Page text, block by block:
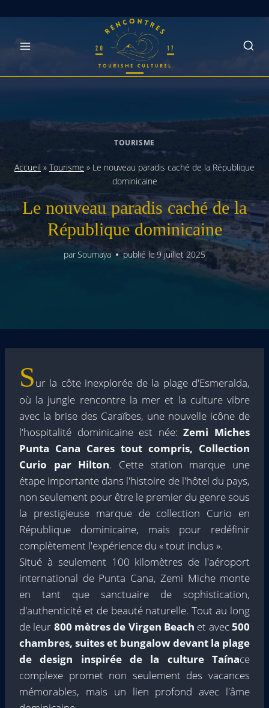
TOURISME
Accueil » Tourisme » Le nouveau paradis caché de la République
dominicaine
Le nouveau paradis caché de la
République dominicaine
parSoumaya publié le 9 juillet 2025
Sur la côte inexplorée de la plage d'Esmeralda,
où la jungle rencontre la mer et la culture vibre
avec la brise des Caraïbes, une nouvelle icône de
l'hospitalité dominicaine est née:Zemi Miches
Punta Cana Cares tout compris, Collection
Curio par Hilton. Cette station marque une
étape importante dans l'histoire de l'hôtel du pays,
non seulement pour être le premier du genre sous
la prestigieuse marque de collection Curio en
République dominicaine, mais pour redéfinir
complètement l'expérience du « tout inclus ».
Situé à seulement 100 kilomètres de l'aéroport
international de Punta Cana, Zemi Miche monte
en tant que sanctuaire de sophistication,
d'authenticité et de beauté naturelle. Tout au long
de leur 800 mètres de Virgen Beach et avec500
chambres, suites et bungalow devant la plage
de design inspirée de la culture Taínace
complexe promet non seulement des vacances
mémorables, mais un lien profond avec l'âme